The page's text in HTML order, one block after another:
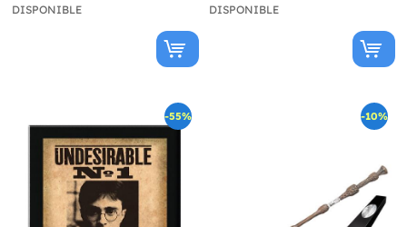
DISPONIBLE DISPONIBLE
-55% -10%